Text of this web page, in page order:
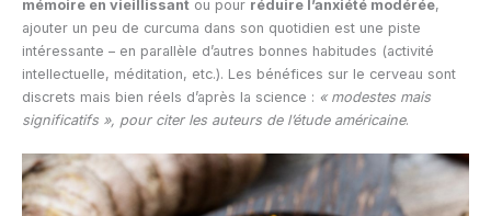
mémoire en vieillissant ou pour réduire l’anxiété modérée,
ajouter un peu de curcuma dans son quotidien est une piste
intéressante – en parallèle d’autres bonnes habitudes (activité
intellectuelle, méditation, etc.). Les bénéfices sur le cerveau sont
discrets mais bien réels d’après la science : « modestes mais
significatifs », pour citer les auteurs de l’étude américaine.